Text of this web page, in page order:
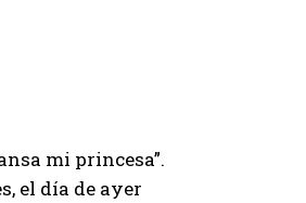
mi princesa”.
el día de ayer